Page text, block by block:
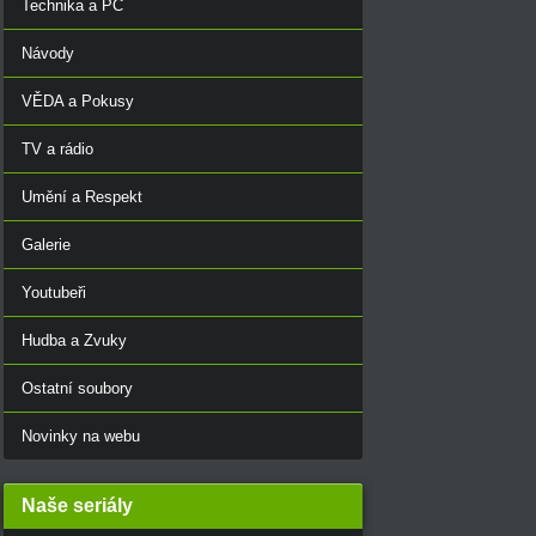
Technika a PC
Návody
VĚDA a Pokusy
TV a rádio
Umění a Respekt
Galerie
Youtubeři
Hudba a Zvuky
Ostatní soubory
Novinky na webu
Naše seriály